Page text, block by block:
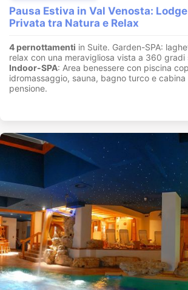
Pausa Estiva in Val Venosta:
Privata tra Natura e Relax
4 pernottamenti in Suite. Garden-SPA:
relax con una meravigliosa vista a 360 gradi
Indoor-SPA: Area benessere con piscina
idromassaggio, sauna, bagno turco e cabina
pensione.